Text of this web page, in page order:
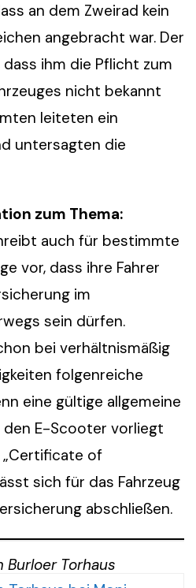
an dem Zweirad kein
angebracht war. Der
dass ihm die Pflicht zum
nicht bekannt
leiteten ein
untersagten die
zum Thema:
auch für bestimmte
vor, dass ihre Fahrer
im
sein dürfen.
bei verhältnismäßig
folgenreiche
eine gültige allgemeine
E-Scooter vorliegt
„Certificate of
sich für das Fahrzeug
abschließen.
Burloer Torhaus